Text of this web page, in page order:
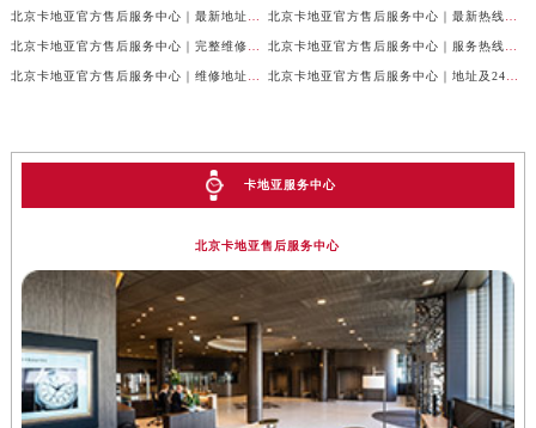
卡地亚服务中心
北京卡地亚售后服务中心